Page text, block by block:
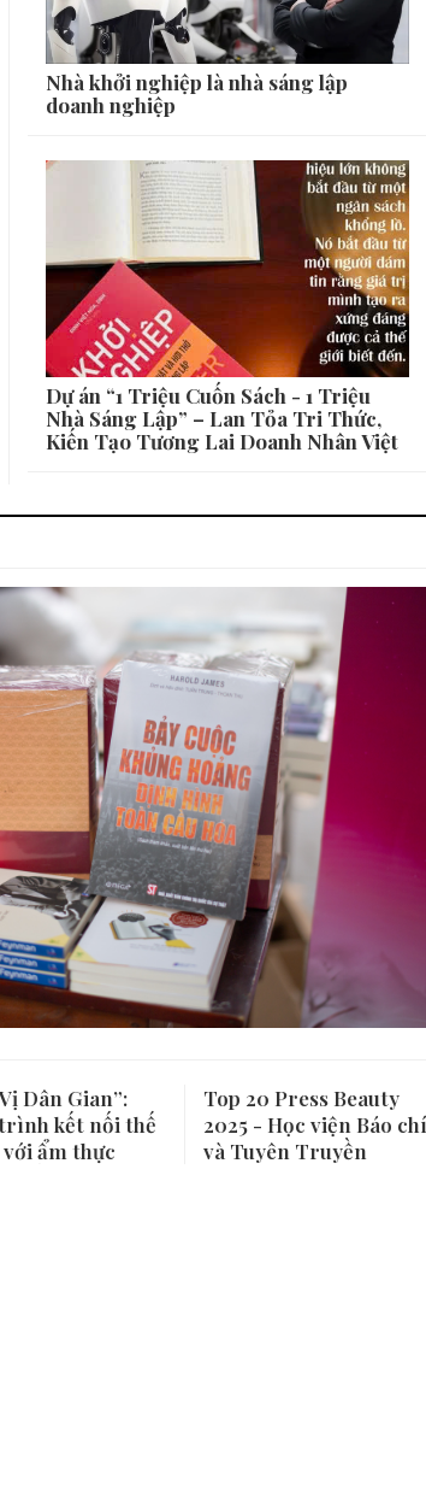
Nhà khởi nghiệp là nhà sáng lập
doanh nghiệp
Dự án “1 Triệu Cuốn Sách - 1 Triệu
Nhà Sáng Lập” – Lan Tỏa Tri Thức,
Kiến Tạo Tương Lai Doanh Nhân Việt
Dân Gian”:
kết nối thế
ẩm thực
Top 20 Press Beauty
2025 - Học viện Báo chí
và Tuyên Truyền